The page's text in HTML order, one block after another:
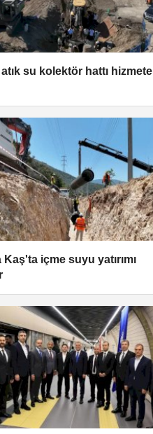
atık su kolektör hattı hizmete
içme suyu yatırımı